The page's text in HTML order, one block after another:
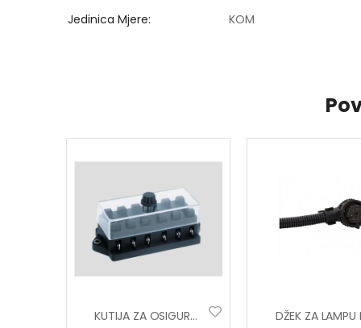
Jedinica Mjere KOM
KUTIJA ZA OSIGURAČE 6/1 DŽEK ZA LAMPU